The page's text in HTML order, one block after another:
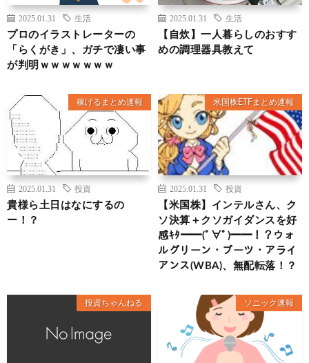
2025.01.31 生活
プロのイラストレーターの
「らくがき」、ガチで凄い事
が判明ｗｗｗｗｗｗｗ
2025.01.31 生活
【自炊】一人暮らしのおすす
めの調理器具教えて
稼げるまとめ速報
2025.01.31 投資
貴様ら土日はなにするの
ー！？
米国株ETFまとめ速報
2025.01.31 投資
【米国株】インテルさん、ク
ソ決算＋クソガイダンスを好
感ｷﾀ━━(ﾟ∀ﾟ)━━！？ウォ
ルグリーン・ブーツ・アライ
アンス(WBA)、無配転落！？
投資ちゃんねる ソニック速報